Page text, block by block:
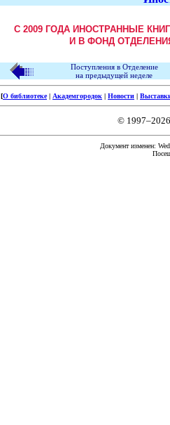
С 2009 ГОДА ИНОСТРАННЫЕ
И В ФОНД
Поступления в Отделение
на предыдущей неделе
[О библиотеке| Академгородок | Новости |
©
Документ изменен: